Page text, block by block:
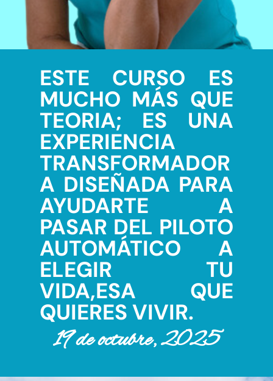
ESTE CURSO ES
MUCHO MÁS QUE
TEORIA; ES UNA
EXPERIENCIA
TRANSFORMADOR
A DISEÑADA PARA
AYUDARTE A
PASAR DEL PILOTO
AUTOMÁTICO A
ELEGIR TU
VIDA,ESA QUE
QUIERES VIVIR.
19 de octubre, 2025